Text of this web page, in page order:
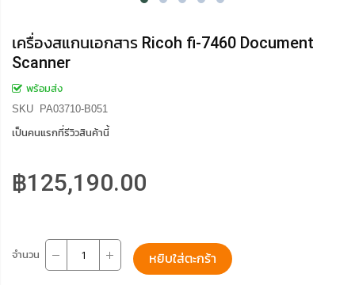
เครื่องสแกนเอกสาร Ricoh fi-7460 Document
Scanner
พร้อมส่ง
SKU
PA03710-B051
เป็นคนแรกที่รีวิวสินค้านี้
฿125,190.00
จำนวน หยิบใส่ตะกร้า